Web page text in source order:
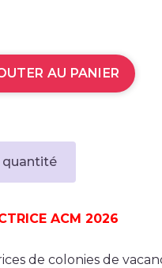
AU PANIER
quantité
ACM 2026
de colonies de